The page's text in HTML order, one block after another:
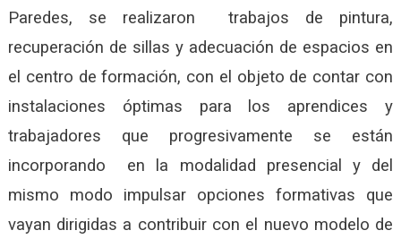
Paredes, se realizaron trabajos de pintura,
recuperación de sillas y adecuación de espacios en
el centro de formación, con el objeto de contar con
instalaciones óptimas para los aprendices y
trabajadores que progresivamente se están
incorporando en la modalidad presencial y del
mismo modo impulsar opciones formativas que
vayan dirigidas a contribuir con el nuevo modelo de